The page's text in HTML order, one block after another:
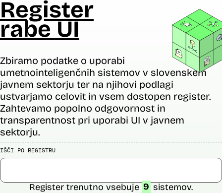
Register
rabe UI
Zbiramo podatke o uporabi
umetnointeligenčnih sistemov v slovenskem
javnem sektorju ter na njihovi podlagi
ustvarjamo celovit in vsem dostopen register.
Zahtevamo popolno odgovornost in
transparentnost pri uporabi UI v javnem
sektorju.
IŠČI PO REGISTRU
Register trenutno vsebuje 9 sistemov.